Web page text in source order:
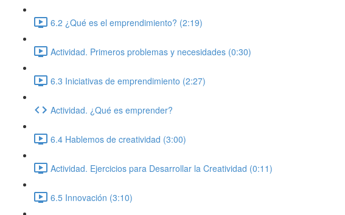
6.2 ¿Qué es el emprendimiento? (2:19)
Actividad. Primeros problemas y necesidades (0:30)
6.3 Iniciativas de emprendimiento (2:27)
Actividad. ¿Qué es emprender?
6.4 Hablemos de creatividad (3:00)
Actividad. Ejercicios para Desarrollar la Creatividad (0:11)
6.5 Innovación (3:10)